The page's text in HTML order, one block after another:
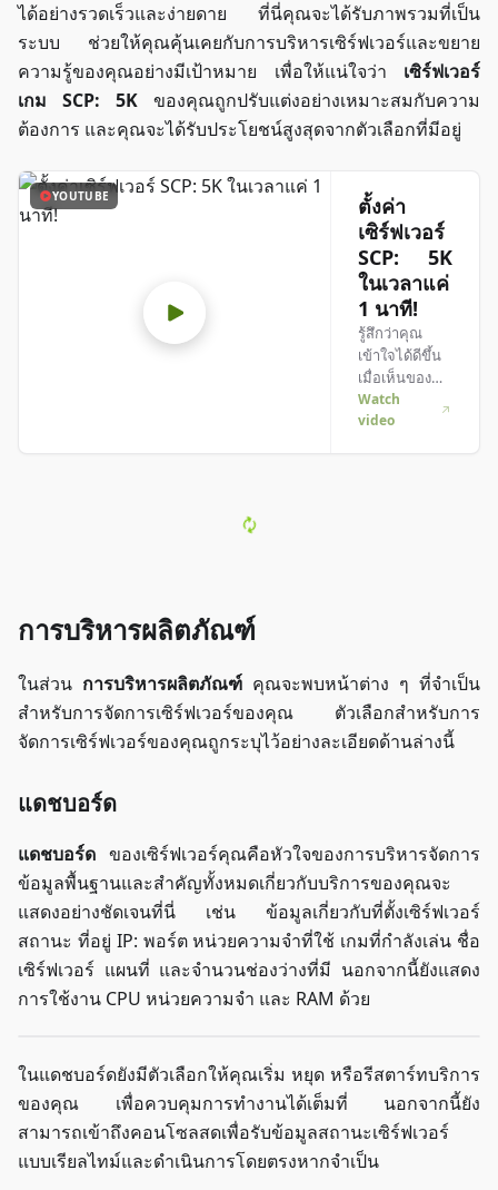
ได้อย่างรวดเร็วและง่ายดาย ที่นี่คุณจะได้รับภาพรวมที่เป็น
ระบบ ช่วยให้คุณคุ้นเคยกับการบริหารเซิร์ฟเวอร์และขยาย
ความรู้ของคุณอย่างมีเป้าหมาย เพื่อให้แน่ใจว่า เซิร์ฟเวอร์
เกม SCP: 5K ของคุณถูกปรับแต่งอย่างเหมาะสมกับความ
ต้องการ และคุณจะได้รับประโยชน์สูงสุดจากตัวเลือกที่มีอยู่
YOUTUBE
ตั้งค่า
เซิร์ฟเวอร์
SCP: 5K
ในเวลาแค่
1 นาที!
รู้สึกว่าคุณ
เข้าใจได้ดีขึ้น
เมื่อเห็นของ
จริง? เราจัดให้!
ดำดิ่งสู่คลิป
Watch
video
การบริหารผลิตภัณฑ์
ในส่วน การบริหารผลิตภัณฑ์ คุณจะพบหน้าต่าง ๆ ที่จำเป็น
สำหรับการจัดการเซิร์ฟเวอร์ของคุณ ตัวเลือกสำหรับการ
จัดการเซิร์ฟเวอร์ของคุณถูกระบุไว้อย่างละเอียดด้านล่างนี้
แดชบอร์ด
แดชบอร์ด ของเซิร์ฟเวอร์คุณคือหัวใจของการบริหารจัดการ
ข้อมูลพื้นฐานและสำคัญทั้งหมดเกี่ยวกับบริการของคุณจะ
แสดงอย่างชัดเจนที่นี่ เช่น ข้อมูลเกี่ยวกับที่ตั้งเซิร์ฟเวอร์
สถานะ ที่อยู่ IP: พอร์ต หน่วยความจำที่ใช้ เกมที่กำลังเล่น ชื่อ
เซิร์ฟเวอร์ แผนที่ และจำนวนช่องว่างที่มี นอกจากนี้ยังแสดง
การใช้งาน CPU หน่วยความจำ และ RAM ด้วย
ในแดชบอร์ดยังมีตัวเลือกให้คุณเริ่ม หยุด หรือรีสตาร์ทบริการ
ของคุณ เพื่อควบคุมการทำงานได้เต็มที่ นอกจากนี้ยัง
สามารถเข้าถึงคอนโซลสดเพื่อรับข้อมูลสถานะเซิร์ฟเวอร์
แบบเรียลไทม์และดำเนินการโดยตรงหากจำเป็น